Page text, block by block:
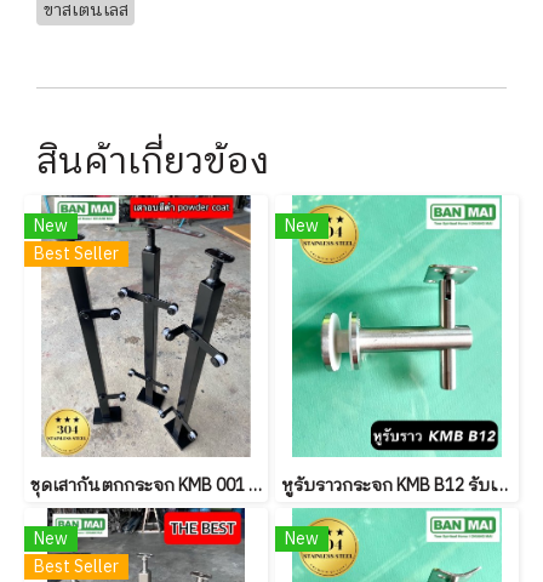
ขาสเตนเลส
สินค้าเกี่ยวข้อง
New
Best Seller
ชุดเสากันตกกระจก KMB 001 สีดำ Powder coat
New
หูรับราวกระจก KMB B12 รับเหลี่ยม
New
Best Seller
New